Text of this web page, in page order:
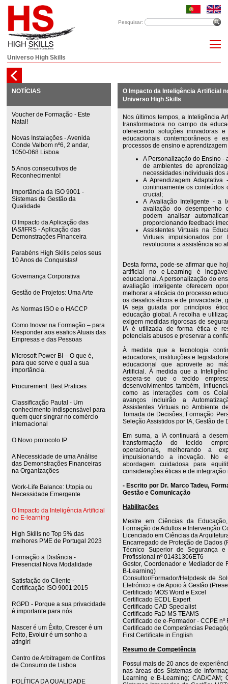
Pesquisar:
Universo High Skills
NOTÍCIAS
Voucher de Formação - Este
Natal!
Novas Instalações - Avenida
Conde Valbom nº6, 2 andar,
1050-068 Lisboa
5 Anos consecutivos de
Reconhecimento!
Importância da ISO 9001 -
Sistemas de Gestão da
Qualidade
O Impacto da Aplicação das
IAS/IFRS - Aplicação das
Demonstrações Financeira
Parabéns High Skills pelos seus
10 Anos de Conquistas!
Governança Corporativa
Gestão de Projetos: Uma Arte
As Normas ISO e o HACCP
Como Inovar na Formação – para
Responder aos esafios Atuais das
Empresas e das Pessoas
Microsoft Power BI – O que é,
para que serve e qual a sua
importância.
Procurement: Best Pratices
Classificação Pautal - Um
conhecimento indispensável para
quem quer singrar no comércio
internacional
O Novo protocolo IP
A Necessidade de uma Análise
das Demonstrações Financeiras
na Organizações
Work-Life Balance: Utopia ou
Necessidade Emergente
O Impacto da Inteligência Artificial
no E-learning
High Skills no Top 5% das
melhores PME de Portugal 2023
Formação a Distância -
Presencial Nova Modalidade
Satisfação do Cliente -
Certificação ISO 9001:2015
RGPD - Porque a sua privacidade
é importante para nós.
Nascer é um Êxito, Crescer é um
Feito, Evoluir é um sonho a
atingir!
Centro de Arbitragem de Conflitos
de Consumo de Lisboa
POLÍTICA DA QUALIDADE
O Impacto da Inteligência Artificial
Universo High Skills
Nos últimos tempos, a Inteligência
transformadora no campo da
oferecendo soluções inovadoras
educacionais contemporâneos e
processos de ensino e
A Personalização do Ensino -
de ambientes de
necessidades individuais dos
A Aprendizagem
continuamente os
crucial;
A Avaliação Inteligente - a
avaliação do desempenho
podem analisar
proporcionando feedback
Assistentes Virtuais na
Virtuais impulsionados por
revoluciona a assistência ao
Desta forma, pode-se afirmar que
artificial no e-Learning é
educacional. A personalização do
avaliação inteligente oferecem
melhorar a eficácia do processo
os desafios éticos e de privacidade,
IA seja guiada por princípios
educação global. A recolha e
exigem medidas rigorosas de
IA é utilizada de forma ética e
potenciais abusos e preservar a
À medida que a tecnologia
educadores, instituições e
educacional que aproveite ao
Artificial. À medida que a
espera-se que o tecido
desenvolvimentos também,
como as interações com os
avanços incluirão a
Assistentes Virtuais no Ambiente
Tomada de Decisões, Formação
Seleção Assistidos por IA, Gestão de
Em suma, a IA continuará a
transformação do tecido
operacionais, melhorando a
impulsionando a inovação. No
abordagem cuidadosa para
considerações éticas e de
- Escrito por Dr. Marco Tadeu,
Gestão e Comunicação
Habilitações
Mestre em Ciências da
Formação de Adultos e Intervenção
Licenciado em Ciências da
Encarregado de Proteção de Dados
Técnico Superior de Segurança
Profissional nº 01431306ET6
Gestor, Coordenador e Mediador de
B-Learning)
Consultor/Formador/Helpdesk de
Eletrónico e de Apoio à Gestão
Certificado MOS Word e Excel
Certificado ECDL Expert
Certificado CAD Specialist
Certificado FaD MS TEAMS
Certificado de e-Formador - CCPE nº
Certificado de Competências
First Certificate in English
Resumo de Competência
Possui mais de 20 anos de
nas áreas dos Sistemas de
Learning e B-Learning; CAD/CAM;